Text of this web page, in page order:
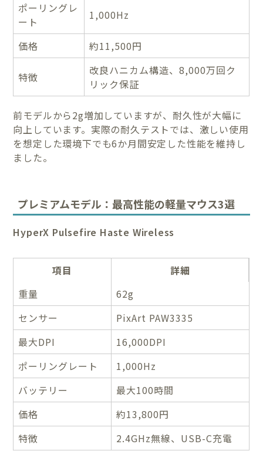
ポーリングレ
ート
1,000Hz
価格 約11,500円
特徴
改良ハニカム構造、8,000万回ク
リック保証
前モデルから2g増加していますが、耐久性が大幅に
向上しています。実際の耐久テストでは、激しい使用
を想定した環境下でも6か月間安定した性能を維持し
ました。
プレミアムモデル：最高性能の軽量マウス3選
HyperX Pulsefire Haste Wireless
項目
詳細
重量
62g
センサー
PixArt PAW3335
最大DPI
16,000DPI
ポーリングレート
1,000Hz
バッテリー
最大100時間
価格
約13,800円
特徴
2.4GHz無線、USB-C充電